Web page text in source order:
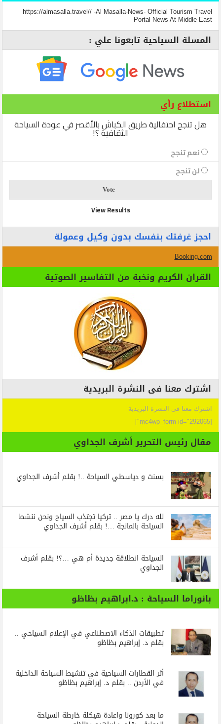
https://almasalla.travel// -Al Masalla-News- Official Tourism Travel
Portal News At Middle East
المسلة السياحية تابعونا علي :
استطلاع رأي
هل تنجح احتفالية طريق الكباش بالأقصر في عودة السياحة
الثقافية ؟!
نعم تنجح
لن تنجح
View Results
احجز غرفتك بنفسك بدون وكيل وعمولة
Booking.com
القران الكريم ونخبة من التفاسير الصوتية
اشترك معنا فى النشرة البريدية
اشترك معنا فى النشرة البريدية
[mc4wp_form id="292065"]
مقال رئيس التحرير أشرف الجداوي
بسنت و دياسطي السياحة ..! بقلم أشرف الجداوي
لله درك يا مصر .. تركيا تجتذب السياح ونحن ننشط
السياحة بالمانجة …! بقلم أشرف الجداوي
السياحة انطلاقة جديدة أم هي …؟! بقلم أشرف
الجداوي
بانوراما السياحة : د.ابراهيم بظاظو
تطبيقات الذكاء الاصطناعي في الإعلام السياحي ..
بقلم د. إبراهيم بظاظو
أثر القطارات السياحية في تنشيط السياحة الداخلية
في الأردن .. بقلم د. إبراهيم بظاظو
ما بعد كورونا واعادة هيكلة خارطة السياحة